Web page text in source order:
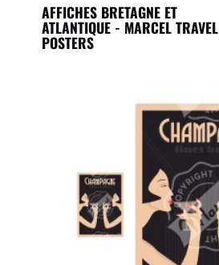
AFFICHES BRETAGNE ET
ATLANTIQUE - MARCEL TRAVEL
POSTERS